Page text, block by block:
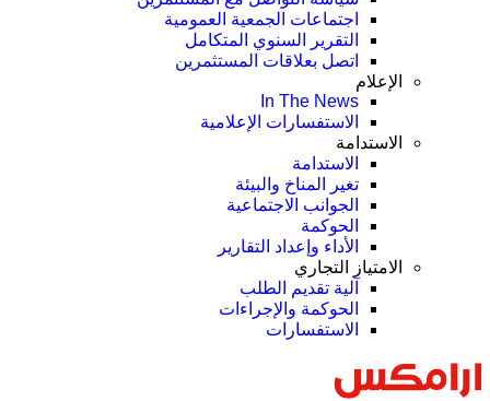
اجتماعات الجمعية العمومیة
التقرير السنوي المتكامل
اتصل بعلاقات المستثمرين
الإعلام
In The News
الاستفسارات الإعلامية
الاستدامة
الاستدامة
تغير المناخ والبيئة
الجوانب الاجتماعية
الحوكمة
الأداء وإعداد التقارير
الامتياز التجاري
آلية تقديم الطلب
الحوكمة والإجراءات
الاستفسارات